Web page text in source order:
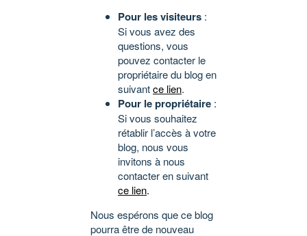
Pour les visiteurs :
Si vous avez des
questions, vous
pouvez contacter le
propriétaire du blog en
suivantce lien.
Pour le propriétaire :
Si vous souhaitez
rétablir l’accès à votre
blog, nous vous
invitons à nous
contacter en suivant
ce lien.
Nous espérons que ce blog
pourra être de nouveau